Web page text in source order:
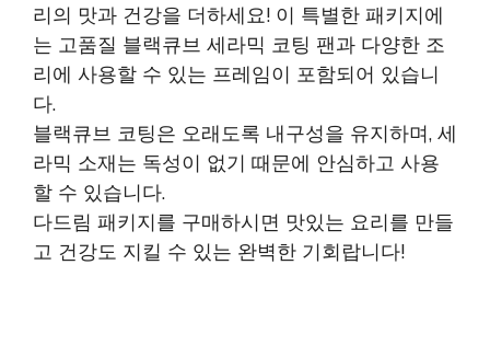
리의 맛과 건강을 더하세요! 이 특별한 패키지에
는 고품질 블랙큐브 세라믹 코팅 팬과 다양한 조
리에 사용할 수 있는 프레임이 포함되어 있습니
다.
블랙큐브 코팅은 오래도록 내구성을 유지하며, 세
라믹 소재는 독성이 없기 때문에 안심하고 사용
할 수 있습니다.
다드림 패키지를 구매하시면 맛있는 요리를 만들
고 건강도 지킬 수 있는 완벽한 기회랍니다!